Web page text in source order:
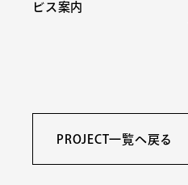
ビス案内
PROJECT一覧へ戻る